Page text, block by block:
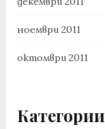
ноември 2011
октомври 2011
Категории